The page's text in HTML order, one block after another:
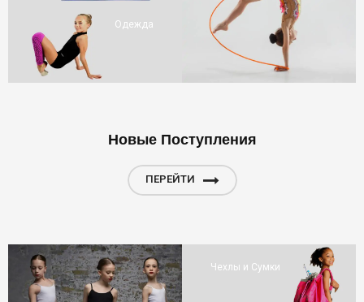
Одежда
Новые Поступления
ПЕРЕЙТИ
Чехлы и Сумки